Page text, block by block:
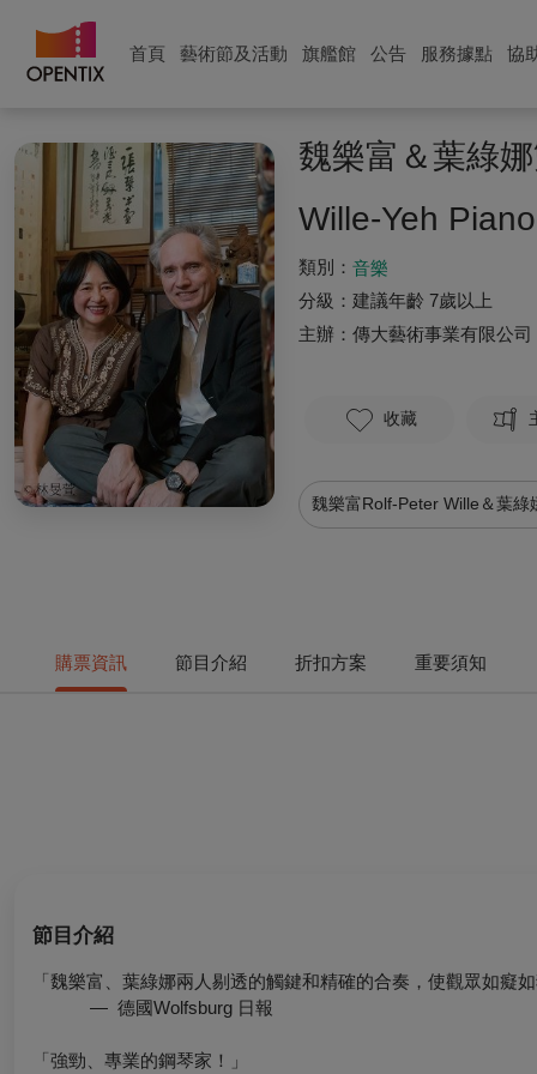
首頁 藝術節及活動 旗艦館 公告 服務據點 協
魏樂富＆葉綠
Wille-Yeh
類別： 音樂
分級： 建議年齡 7歲以上
主辦： 傳大藝術事業有限公司
收藏
魏樂富Rolf-Peter Wille＆葉綠
購票資訊 節目介紹 折扣方案 重要須知
節目介紹
「魏樂富、葉綠娜兩人剔透的觸鍵和精確的合奏，使觀眾如癡如
— 德國Wolfsburg 日報
「強勁、專業的鋼琴家！」